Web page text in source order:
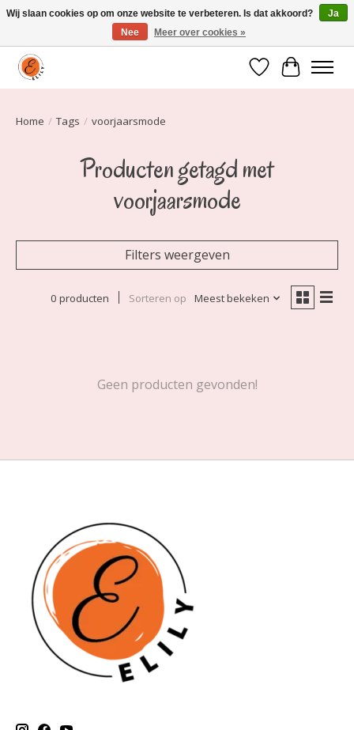
Elily is er om jou te laten stralen! Mode vanaf maat 34 t/m 54
Verlanglijst
Home / Tags / voorjaarsmode
Producten getagd met
voorjaarsmode
Filters weergeven
0 producten Sorteren op Meest bekeken
Geen producten gevonden!
Wij slaan cookies op om onze website te verbeteren. Is dat akkoord?
Ja
Nee
Meer over cookies »